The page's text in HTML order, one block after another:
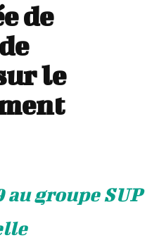
de
le
au groupe SUP